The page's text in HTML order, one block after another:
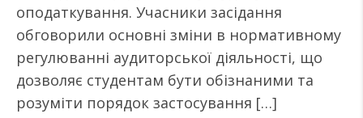
оподаткування. Учасники засідання
обговорили основні зміни в нормативному
регулюванні аудиторської діяльності, що
дозволяє студентам бути обізнаними та
розуміти порядок застосування […]